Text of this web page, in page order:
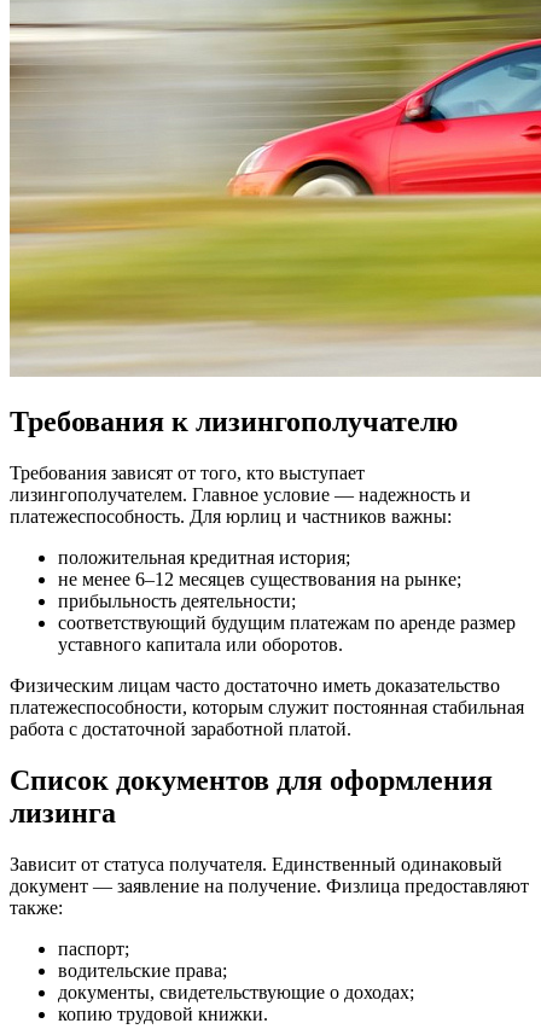
Требования к лизингополучателю
Требования зависят от того, кто выступает
лизингополучателем. Главное условие — надежность и
платежеспособность. Для юрлиц и частников важны:
положительная кредитная история;
не менее 6–12 месяцев существования на рынке;
прибыльность деятельности;
соответствующий будущим платежам по аренде размер
уставного капитала или оборотов.
Физическим лицам часто достаточно иметь доказательство
платежеспособности, которым служит постоянная стабильная
работа с достаточной заработной платой.
Список документов для оформления
лизинга
Зависит от статуса получателя. Единственный одинаковый
документ — заявление на получение. Физлица предоставляют
также:
паспорт;
водительские права;
документы, свидетельствующие о доходах;
копию трудовой книжки.